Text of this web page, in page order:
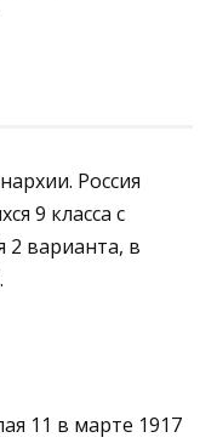
Россия
9 класса с
2 варианта, в
11 в марте 1917